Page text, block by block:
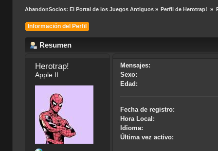
AbandonSocios: El Portal de los Juegos Antiguos» Perfil de Herotrap! »
Información del Perfil
Resumen
Herotrap!
Apple II
Mensajes:
Sexo:
Edad:
Fecha de registro:
Hora Local:
Idioma:
Última vez activo: